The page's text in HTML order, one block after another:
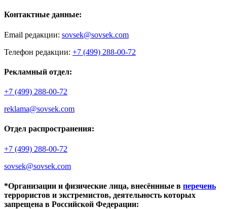
Контактные данные:
Email редакции: sovsek@sovsek.com
Телефон редакции: +7 (499) 288-00-72
Рекламный отдел:
+7 (499) 288-00-72
reklama@sovsek.com
Отдел распространения:
+7 (499) 288-00-72
sovsek@sovsek.com
*Организации и физические лица, внесённные в перечень
террористов и экстремистов, деятельность которых
запрещена в Российской Федерации: